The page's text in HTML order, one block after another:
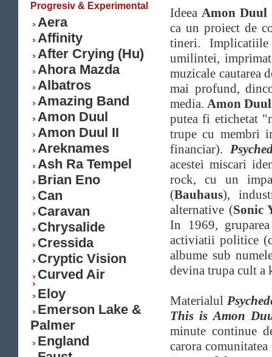
Progresiv & Experimental
Aera
Affinity
After Crying (Hu)
Ahora Mazda
Albatros
Amazing Band
Amon Duul
Amon Duul II
Areknames
Ash Ra Tempel
Brian Eno
Can
Caravan
Chrysalide
Cressida
Cryptic Vision
Curved Air
Eloy
Emerson Lake &
Palmer
England
Ideea Amon Duul
ca un proiect de
tineri.
umilintei,
muzicale cautarea
mai profund,
media.Amon
putea fi etichetat
trupe cu membri
financiar).
acestei miscari
rock, cu un
(Bauhaus),
alternative (Sonic
In 1969,
activiatii politice
albume sub
devina trupa cult
Materialul
This is Amon
minute continue
carora